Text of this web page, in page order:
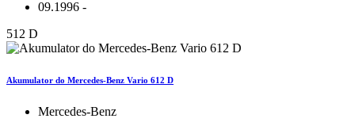
09.1996 -
512 D
Akumulator do Mercedes-Benz Vario 612 D
Mercedes-Benz